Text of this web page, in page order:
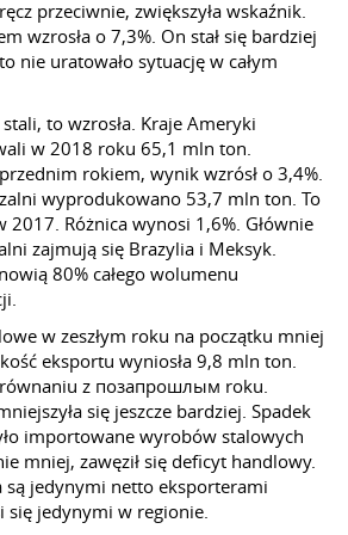
przeciwnie, zwiększyła wskaźnik.
wzrosła o 7,3%. On stał się bardziej
nie uratowało sytuację w całym
to wzrosła. Kraje Ameryki
w 2018 roku 65,1 mln ton.
rokiem, wynik wzrósł o 3,4%.
wyprodukowano 53,7 mln ton. To
2017. Różnica wynosi 1,6%. Głównie
zajmują się Brazylia i Meksyk.
80% całego wolumenu
w zeszłym roku na początku mniej
eksportu wyniosła 9,8 mln ton.
z позапрошлым roku.
się jeszcze bardziej. Spadek
importowane wyrobów stalowych
mniej, zawęził się deficyt handlowy.
są jedynymi netto eksporterami
się jedynymi w regionie.